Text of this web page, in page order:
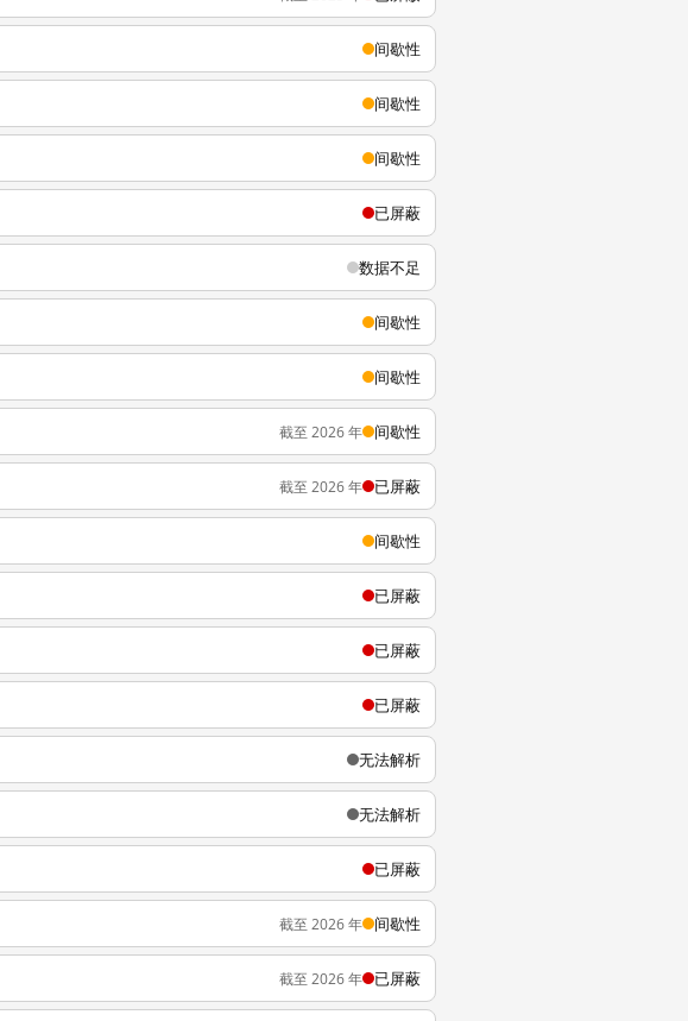
间歇性
间歇性
间歇性
已屏蔽
数据不足
间歇性
间歇性
截至 2026 年 间歇性
截至 2026 年 已屏蔽
间歇性
已屏蔽
已屏蔽
已屏蔽
无法解析
无法解析
已屏蔽
截至 2026 年 间歇性
截至 2026 年 已屏蔽